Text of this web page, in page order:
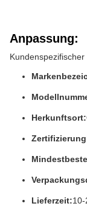
Anpassung:
Herkunftsort:
Lieferzeit:10-